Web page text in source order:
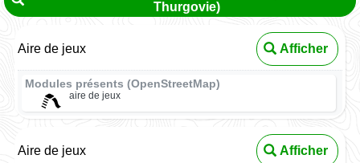
Thurgovie)
Aire de jeux Afficher
Modules présents (OpenStreetMap)
aire de jeux
Aire de jeux Afficher